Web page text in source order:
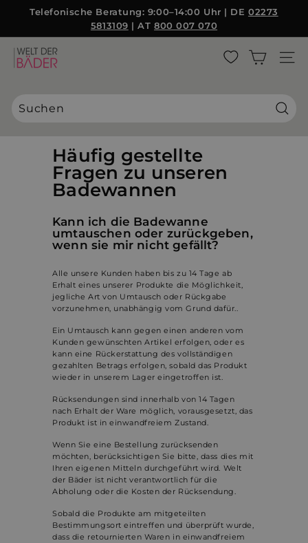
Pause
Diashow
Telefonische Beratung: 9:00–14:00 Uhr | DE 02273
5813109 | AT800 007 070
W
e
d
Häufig gestellte
Fragen zu unseren
Badewannen
Kann ich die Badewanne
umtauschen oder zurückgeben,
wenn sie mir nicht gefällt?
Alle unsere Kunden haben bis zu 14 Tage ab
Erhalt eines unserer Produkte die Möglichkeit,
jegliche Art von Umtausch oder Rückgabe
vorzunehmen, unabhängig vom Grund dafür..
Ein Umtausch kann gegen einen anderen vom
Kunden gewünschten Artikel erfolgen, oder es
kann eine Rückerstattung des vollständigen
gezahlten Betrags erfolgen, sobald das Produkt
wieder in unserem Lager eingetroffen ist.
Rücksendungen sind innerhalb von 14 Tagen
nach Erhalt der Ware möglich, vorausgesetzt, das
Produkt ist in einwandfreiem Zustand.
Wenn Sie eine Bestellung zurücksenden
möchten, berücksichtigen Sie bitte, dass dies mit
Ihren eigenen Mitteln durchgeführt wird. Welt
der Bäder ist nicht verantwortlich für die
Abholung oder die Kosten der Rücksendung.
Sobald die Produkte am mitgeteilten
Bestimmungsort eintreffen und überprüft wurde,
dass die retournierten Waren in einwandfreiem